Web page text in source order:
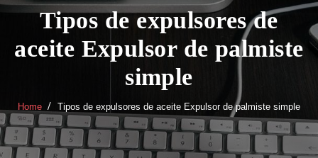
Tipos de expulsores de
aceite Expulsor de palmiste
simple
Home Tipos de expulsores de aceite Expulsor de palmiste simple